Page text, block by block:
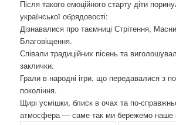
Після такого емоційного старту діти
української обрядовості:
Дізнавалися про таємниці Стрітення,
Благовіщення.
Співали традиційних пісень та
заклички.
Грали в народні ігри, що передавалися з
покоління.
Щирі усмішки, блиск в очах та по-
атмосфера — саме так ми бережемо наше